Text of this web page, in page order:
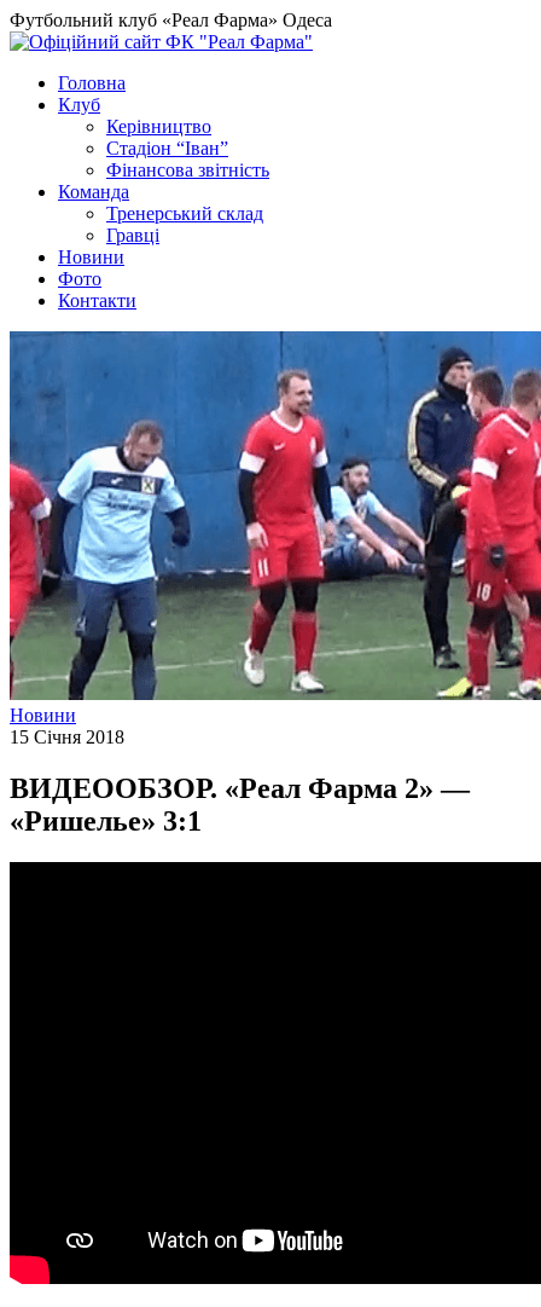
Футбольний клуб «Реал Фарма» Одеса
Головна
Клуб
Керівництво
Стадіон “Іван”
Фінансова звітність
Команда
Тренерський склад
Гравці
Новини
Фото
Контакти
Новини
15 Січня 2018
ВИДЕООБЗОР. «Реал Фарма 2» —
«Ришелье» 3:1